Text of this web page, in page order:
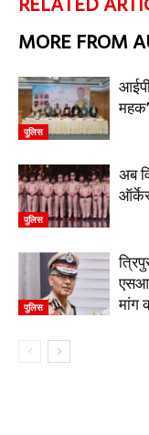
MORE FROM
पुलिस
पुलिस
अब
पुलिस
मांग